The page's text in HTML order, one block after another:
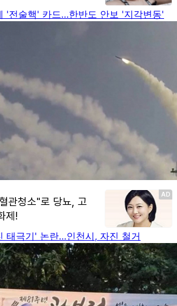
'전술핵' 카드…한반도 안보 '지각변동'
태극기' 논란…인천시, 자진 철거